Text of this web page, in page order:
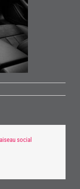
social